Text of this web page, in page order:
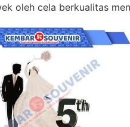
oleh cela berkualitas